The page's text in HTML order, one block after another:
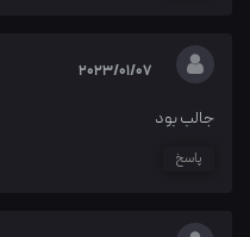
2023/01/07
جالب بود
پاسخ